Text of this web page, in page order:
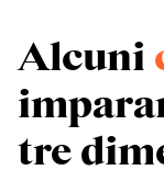
Alcuni
tre